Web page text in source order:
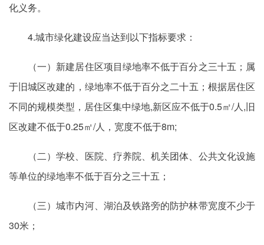
化义务。
4.城市绿化建设应当达到以下指标要求：
（一）新建居住区项目绿地率不低于百分之三十五；属
于旧城区改建的，绿地率不低于百分之二十五；根据居住区
不同的规模类型，居住区集中绿地,新区应不低于0.5㎡/人,旧
区改建不低于0.25㎡/人，宽度不低于8m;
（二）学校、医院、疗养院、机关团体、公共文化设施
等单位的绿地率不低于百分之三十五；
（三）城市内河、湖泊及铁路旁的防护林带宽度不少于
30米；